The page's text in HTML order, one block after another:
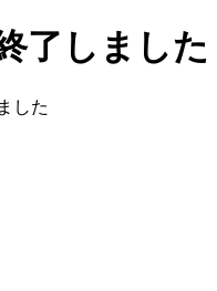
了しました
した